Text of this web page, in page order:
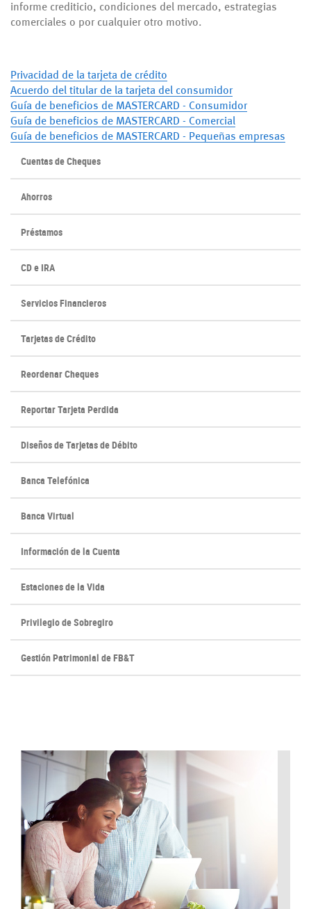
informe crediticio, condiciones del mercado, estrategias
comerciales o por cualquier otro motivo.
Privacidad de la tarjeta de crédito
in
a
new
Window)
in
a
new
Window)
Acuerdo del titular de la tarjeta del consumidor
Guía de beneficios de MASTERCARD - Consumidor(Opens
a
(Opens
a
Guía de beneficios de MASTERCARD - Comercial
in
Window)
in
Window)
Guía de beneficios de MASTERCARD - Pequeñas empresas
new
new
Cuentas de Cheques
Ahorros
Préstamos
CD e IRA
Servicios Financieros
Tarjetas de Crédito
Reordenar Cheques(Opens
new
Window)
(Opens
new
Window)
Reportar Tarjeta Perdida
Diseños de Tarjetas de Débito
Banca Telefónica
Banca Virtual
Información de la Cuenta
Estaciones de la Vida
Privilegio de Sobregiro
Gestión Patrimonial de FB&T